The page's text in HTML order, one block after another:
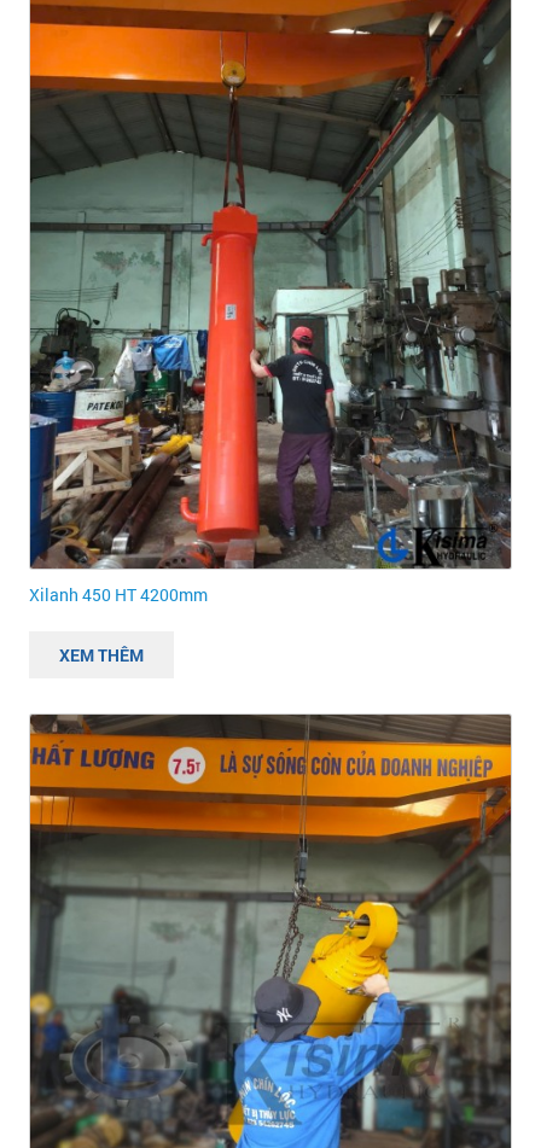
Xilanh 450 HT 4200mm
XEM THÊM